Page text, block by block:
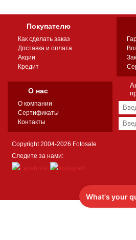
Покупателю
Как сделать заказ
Доставка и оплата
Акции
Кредит
О нас
О компании
Сертификаты
Контакты
Copyright 2004-2026 Fotosale
Следите за нами: